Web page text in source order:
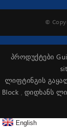
©
პროდუქტები
ლიფტინგის
Block , დიდხანს
English